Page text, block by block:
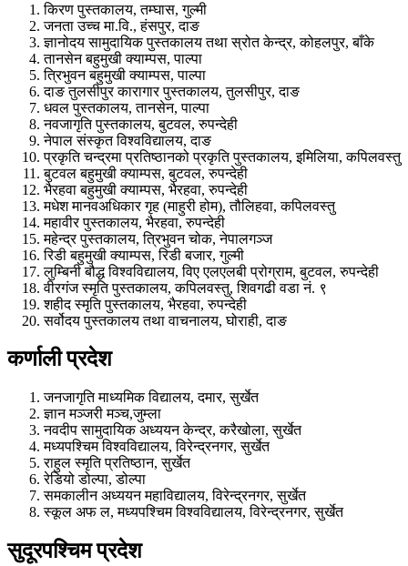
किरण पुस्तकालय, तम्घास, गुल्मी
जनता उच्च मा.वि., हंसपुर, दाङ
ज्ञानोदय सामुदायिक पुस्तकालय तथा स्रोत केन्द्र, कोहलपुर, बाँके
तानसेन बहुमुखी क्याम्पस, पाल्पा
त्रिभुवन बहुमुखी क्याम्पस, पाल्पा
दाङ तुलसीपुर कारागार पुस्तकालय, तुलसीपुर, दाङ
धवल पुस्तकालय, तानसेन, पाल्पा
नवजागृति पुस्तकालय, बुटवल, रुपन्देही
नेपाल संस्कृत विश्वविद्यालय, दाङ
प्रकृति चन्‍द्रमा प्रतिष्ठानको प्रकृति पुस्तकालय, इमिलिया, कपिलवस्तु
बुटवल बहुमुखी क्याम्पस, बुटवल, रुपन्देही
भैरहवा बहुमुखी क्याम्पस, भैरहवा, रुपन्देही
मधेश मानवअधिकार गृह (माहुरी होम), तौलिहवा, कपिलवस्तु
महावीर पुस्तकालय, भैरहवा, रुपन्देही
महेन्द्र पुस्तकालय, त्रिभुवन चोक, नेपालगञ्ज
रिडी बहुमुखी क्याम्पस, रिडी बजार, गुल्मी
लुम्बिनी बौद्ध विश्वविद्यालय, विए एलएलबी प्रोग्राम, बुटवल, रुपन्देही
वीरगंज स्मृति पुस्तकालय, कपिलवस्तु, शिवगढी वडा नं. ९
शहीद स्मृति पुस्तकालय, भैरहवा, रुपन्देही
सर्वोदय पुस्तकालय तथा वाचनालय, घोराही, दाङ
कर्णाली प्रदेश
जनजागृति माध्यमिक विद्यालय, दमार, सुर्खेत
ज्ञान मञ्जरी मञ्च,जुम्ला
नवदीप सामुदायिक अध्ययन केन्द्र, करैखोला, सुर्खेत
मध्यपश्चिम विश्वविद्यालय, विरेन्द्रनगर, सुर्खेत
राहुल स्‍मृति प्रतिष्ठान, सुर्खेत
रेडियो डोल्पा, डोल्पा
समकालीन अध्ययन महाविद्यालय, विरेन्द्रनगर, सुर्खेत
स्कूल अफ ल, मध्यपश्चिम विश्वविद्यालय, विरेन्द्रनगर, सुर्खेत
सुदूरपश्चिम प्रदेश